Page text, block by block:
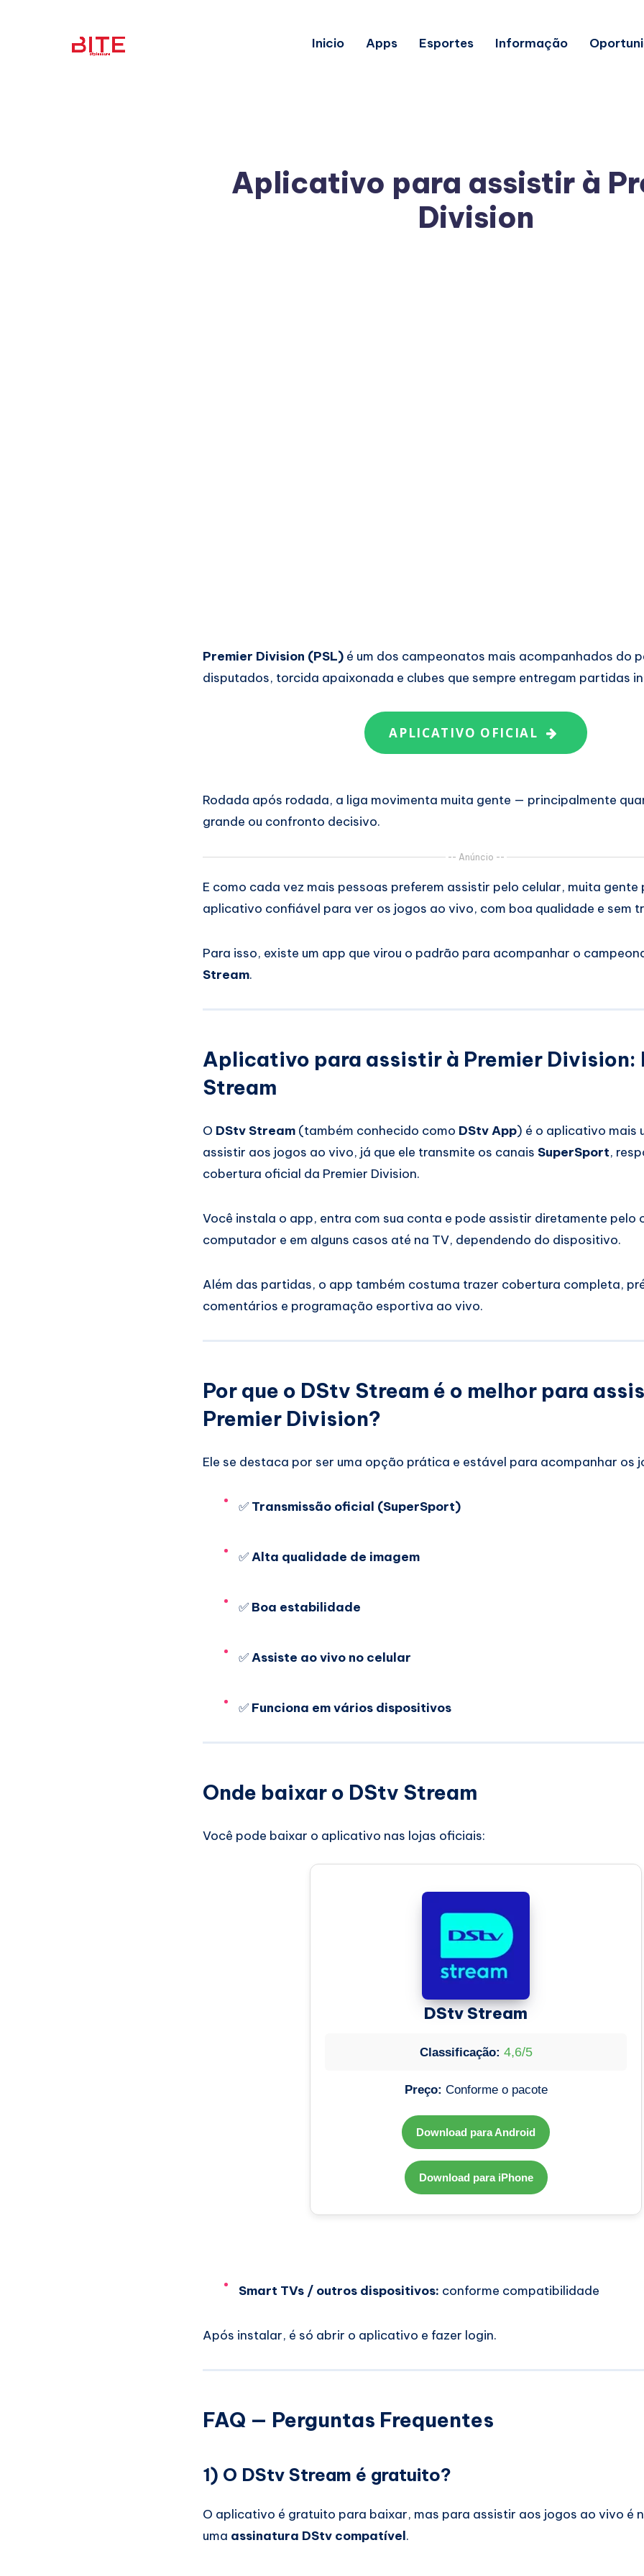
Inicio Apps Esportes Informação
Aplicativo para assistir à
Division
Premier Division (PSL) é um dos campeonatos mais acompanhados do
disputados, torcida apaixonada e clubes que sempre entregam partidas
APLICATIVO OFICIAL
Rodada após rodada, a liga movimenta muita gente — principalmente
grande ou confronto decisivo.
-- Anúncio --
E como cada vez mais pessoas preferem assistir pelo celular, muita gente
aplicativo confiável para ver os jogos ao vivo, com boa qualidade e sem
Para isso, existe um app que virou o padrão para acompanhar o
Stream.
Aplicativo para assistir à Premier Division:
Stream
O DStv Stream (também conhecido como DStv App) é o aplicativo mais
assistir aos jogos ao vivo, já que ele transmite os canais SuperSport,
cobertura oficial da Premier Division.
Você instala o app, entra com sua conta e pode assistir diretamente pelo
computador e em alguns casos até na TV, dependendo do dispositivo.
Além das partidas, o app também costuma trazer cobertura completa,
comentários e programação esportiva ao vivo.
Por que o DStv Stream é o melhor para
Premier Division?
Ele se destaca por ser uma opção prática e estável para acompanhar os
✅ Transmissão oficial (SuperSport)
✅Alta qualidade de imagem
✅ Boa estabilidade
✅Assiste ao vivo no celular
✅ Funciona em vários dispositivos
Onde baixar o DStv Stream
Você pode baixar o aplicativo nas lojas oficiais:
DStv Stream
Classificação: 4,6/5
Preço: Conforme o pacote
Download para Android
Download para iPhone
Smart TVs / outros dispositivos: conforme compatibilidade
Após instalar, é só abrir o aplicativo e fazer login.
FAQ — Perguntas Frequentes
1) O DStv Stream é gratuito?
O aplicativo é gratuito para baixar, mas para assistir aos jogos ao vivo é
uma assinatura DStv compatível.